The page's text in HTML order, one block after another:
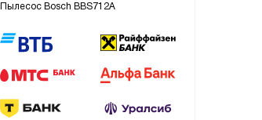
Пылесос Bosch BBS712A